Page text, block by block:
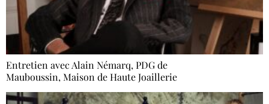
Entretien avec Alain Némarq, PDG de
Mauboussin, Maison de Haute Joaillerie